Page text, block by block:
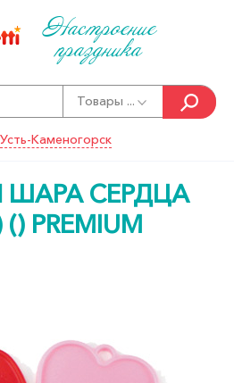
Настроение
праздника
Товары ...
Усть-Каменогорск
ШАРА СЕРДЦА
PREMIUM